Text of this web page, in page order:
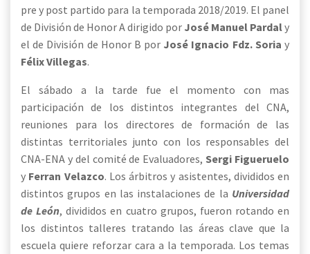
pre y post partido para la temporada 2018/2019. El panel
de División de Honor A dirigido por José Manuel Pardaly
el de División de Honor B por José Ignacio Fdz. Soria y
Félix Villegas.
El sábado a la tarde fue el momento con mas
participación de los distintos integrantes del CNA,
reuniones para los directores de formación de las
distintas territoriales junto con los responsables del
CNA-ENA y del comité de Evaluadores, Sergi Figueruelo
y Ferran Velazco. Los árbitros y asistentes, divididos en
distintos grupos en las instalaciones de la Universidad
de León, divididos en cuatro grupos, fueron rotando en
los distintos talleres tratando las áreas clave que la
escuela quiere reforzar cara a la temporada. Los temas